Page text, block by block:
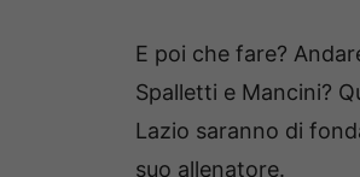
E poi che fare?
Spalletti e Mancini?
Lazio saranno di
suo allenatore.